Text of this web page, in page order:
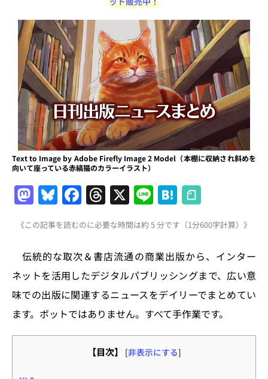
Text to Image by Adobe Firefly Image 2 Model（本棚に収納され斜めを
向いて座っている赤縞猫のカラーイラスト）
M
a
st
o
d
o
n
Bl
u
e
s
k
y
F
a
c
e
b
o
o
k
T
h
re
a
d
s
X Li
n
e
H
at
e
n
a
《この記事を読むのに必要な時間は約 5 分です（1分600字計算）》
伝統的な取次＆書店流通の商業出版から、インター
ネットを活用したデジタルパブリッシングまで、広い意
味での出版に関連するニュースをデイリーでまとめてい
ます。ボットではありません。すべて手作業です。
【目次】 [非表示にする]